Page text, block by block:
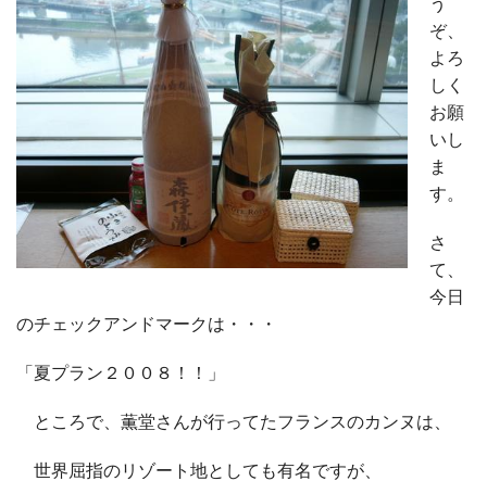
ぞ、
よろ
しく
お願
いし
ま
す。
さ
て、
今日
のチェックアンドマークは・・・
「夏プラン２００８！！」
ところで、薫堂さんが行ってたフランスのカンヌは、
世界屈指のリゾート地としても有名ですが、